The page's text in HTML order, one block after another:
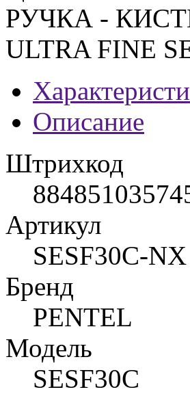
РУЧКА - КИСТЬ
ULTRA FINE
Описание
Штрихкод
Артикул
SESF30C-NX
Бренд
PENTEL
Модель
SESF30C